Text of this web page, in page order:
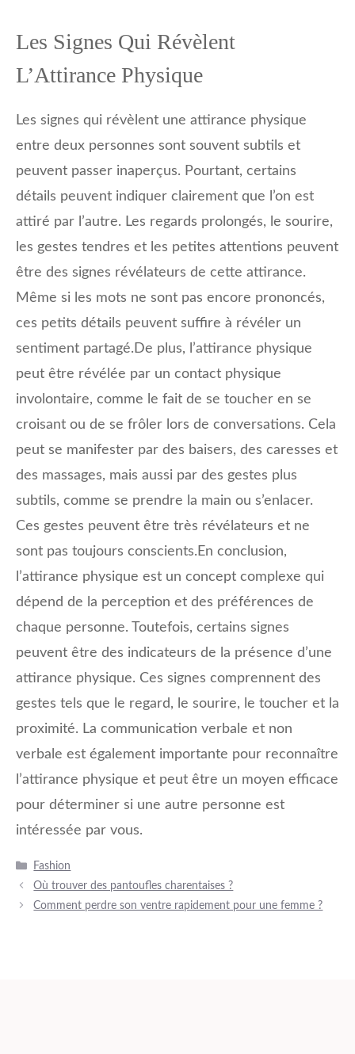
Les Signes Qui Révèlent
L’Attirance Physique
Les signes qui révèlent une attirance physique
entre deux personnes sont souvent subtils et
peuvent passer inaperçus. Pourtant, certains
détails peuvent indiquer clairement que l’on est
attiré par l’autre. Les regards prolongés, le sourire,
les gestes tendres et les petites attentions peuvent
être des signes révélateurs de cette attirance.
Même si les mots ne sont pas encore prononcés,
ces petits détails peuvent suffire à révéler un
sentiment partagé.De plus, l’attirance physique
peut être révélée par un contact physique
involontaire, comme le fait de se toucher en se
croisant ou de se frôler lors de conversations. Cela
peut se manifester par des baisers, des caresses et
des massages, mais aussi par des gestes plus
subtils, comme se prendre la main ou s’enlacer.
Ces gestes peuvent être très révélateurs et ne
sont pas toujours conscients.En conclusion,
l’attirance physique est un concept complexe qui
dépend de la perception et des préférences de
chaque personne. Toutefois, certains signes
peuvent être des indicateurs de la présence d’une
attirance physique. Ces signes comprennent des
gestes tels que le regard, le sourire, le toucher et la
proximité. La communication verbale et non
verbale est également importante pour reconnaître
l’attirance physique et peut être un moyen efficace
pour déterminer si une autre personne est
intéressée par vous.
Catégories
Fashion
Où trouver des pantoufles charentaises ?
Comment perdre son ventre rapidement pour une femme ?